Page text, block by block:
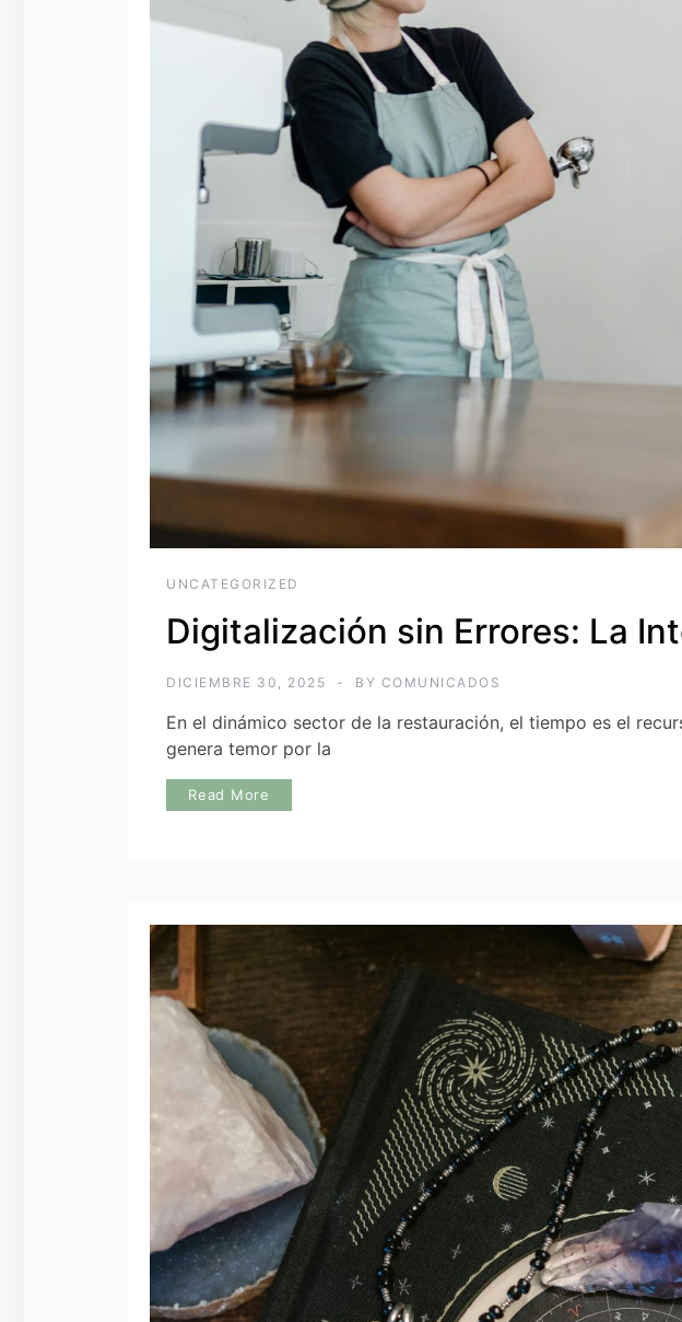
UNCATEGORIZED
Digitalización sin Errores: La
DICIEMBRE 30, 2025 BY COMUNICADOS
En el dinámico sector de la restauración, el tiempo es el
genera temor por la
Read More